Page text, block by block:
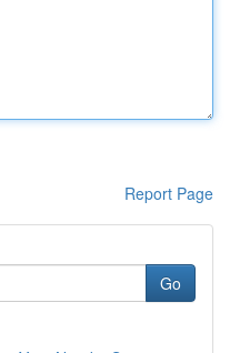
Report Page
Go